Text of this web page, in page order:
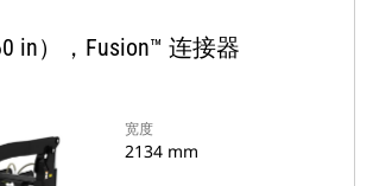
in），Fusion™ 连接器
宽度
2134 mm